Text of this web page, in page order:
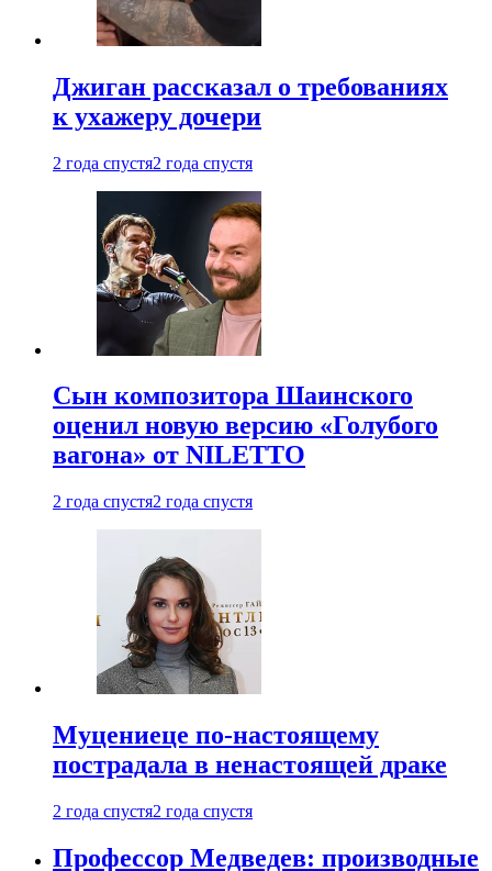
Джиган рассказал о требованиях
к ухажеру дочери
2 года спустя2 года спустя
Сын композитора Шаинского
оценил новую версию «Голубого
вагона» от NILETTO
2 года спустя2 года спустя
Муцениеце по-настоящему
пострадала в ненастоящей драке
2 года спустя2 года спустя
Профессор Медведев: производные